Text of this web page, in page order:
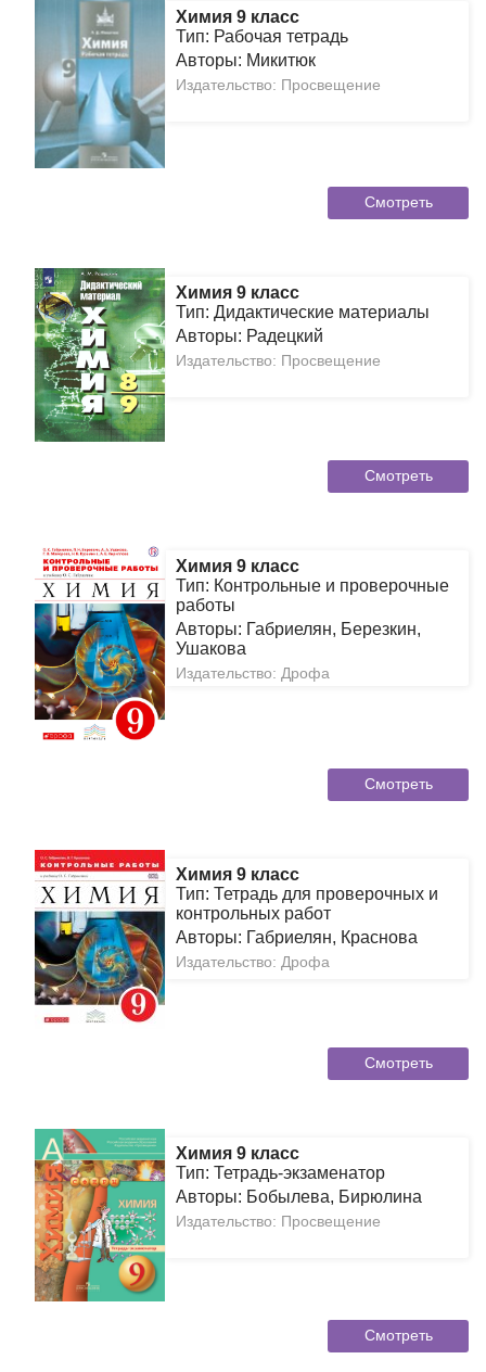
Химия 9 класс
Тип: Рабочая тетрадь
Авторы: Микитюк
Издательство: Просвещение
Смотреть
Химия 9 класс
Тип: Дидактические материалы
Авторы: Радецкий
Издательство: Просвещение
Смотреть
Химия 9 класс
Тип: Контрольные и проверочные
работы
Авторы: Габриелян, Березкин,
Ушакова
Издательство: Дрофа
Смотреть
Химия 9 класс
Тип: Тетрадь для проверочных и
контрольных работ
Авторы: Габриелян, Краснова
Издательство: Дрофа
Смотреть
Химия 9 класс
Тип: Тетрадь-экзаменатор
Авторы: Бобылева, Бирюлина
Издательство: Просвещение
Смотреть